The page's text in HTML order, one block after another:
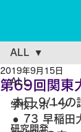
ALL
学校スポーツ
研究開発
ALL
第69回関東
2019年9月15日
本日 9/14の
● 73 早稲田